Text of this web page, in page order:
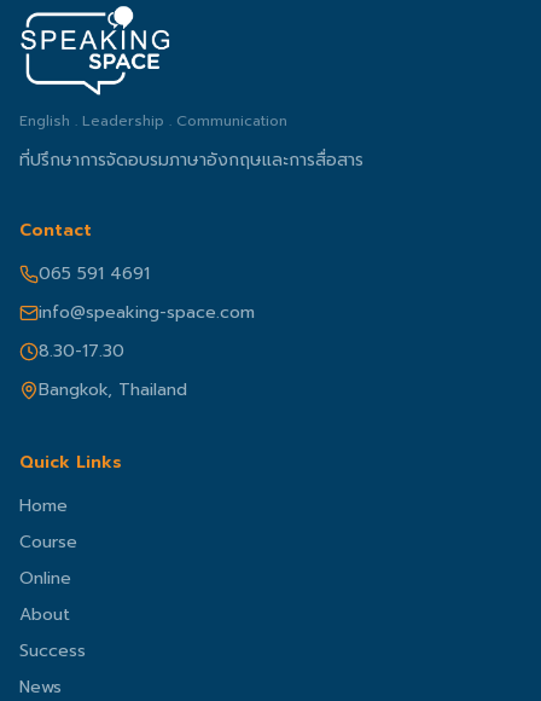
English . Leadership . Communication
ที่ปรึกษาการจัดอบรมภาษาอังกฤษและการสื่อสาร
Contact
065 591 4691
info@speaking-space.com
8.30-17.30
Bangkok, Thailand
Quick Links
Home
Course
Online
About
Success
News